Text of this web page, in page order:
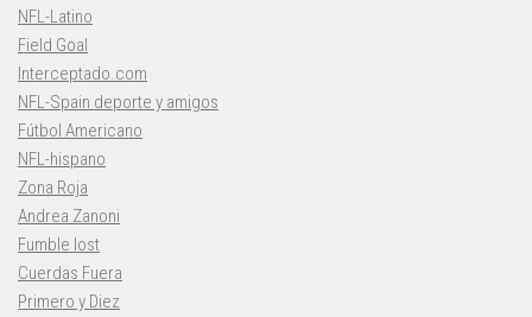
NFL-Latino
Field Goal
Interceptado.com
NFL-Spain deporte y amigos
Fútbol Americano
NFL-hispano
Zona Roja
Andrea Zanoni
Fumble lost
Cuerdas Fuera
Primero y Diez